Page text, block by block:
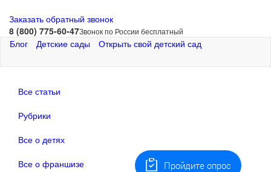
Заказать обратный звонок
8 (800) 775-60-47Звонок по России бесплатный
Блог Детские сады Открыть свой детский сад
Все статьи
Рубрики
Все о детях
Все о франшизе
Пройдите опрос